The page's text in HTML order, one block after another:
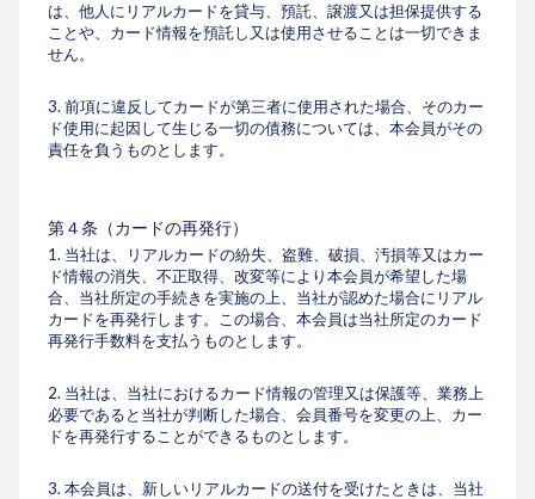
は、他⼈にリアルカードを貸与、預託、譲渡又は担保提供する
ことや、カード情報を預託し又は使⽤させることは⼀切できま
せん。
3. 前項に違反してカードが第三者に使⽤された場合、そのカー
ド使⽤に起因して⽣じる⼀切の債務については、本会員がその
責任を負うものとします。
第４条（カードの再発⾏）
1. 当社は、リアルカードの紛失、盗難、破損、汚損等又はカー
ド情報の消失、不正取得、改変等により本会員が希望した場
合、当社所定の⼿続きを実施の上、当社が認めた場合にリアル
カードを再発⾏します。この場合、本会員は当社所定のカード
再発⾏⼿数料を⽀払うものとします。
2. 当社は、当社におけるカード情報の管理又は保護等、業務上
必要であると当社が判断した場合、会員番号を変更の上、カー
ドを再発⾏することができるものとします。
3. 本会員は、新しいリアルカードの送付を受けたときは、当社